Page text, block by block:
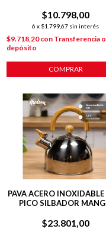
$10.798,00
6 x $1.799,67 sin interés
$9.718,20con Transferencia o
depósito
COMPRAR
PAVA ACERO
PICO SILBADOR
$23.801,00